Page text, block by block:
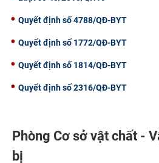
Quyết định số 4788/QĐ-BYT
Quyết định số 1772/QĐ-BYT
Quyết định số 1814/QĐ-BYT
Quyết định số 2316/QĐ-BYT
Phòng Cơ sở vật chất -
bị